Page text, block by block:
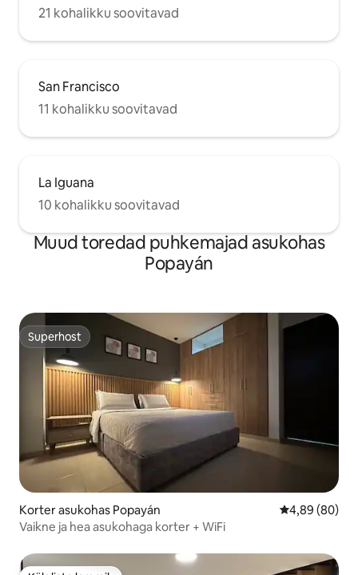
21 kohalikku soovitavad
San Francisco
11 kohalikku soovitavad
La Iguana
10 kohalikku soovitavad
Muud toredad puhkemajad asukohas
Popayán
Superhost
Superhost
Korter asukohas Popayán Keskmine
4,89 (80)
Vaikne ja hea asukohaga korter + WiFi